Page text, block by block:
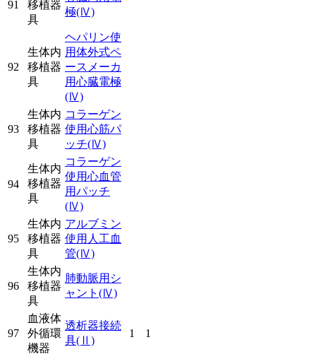
91
移植器
具
極(Ⅳ)
92
生体内
移植器
具
ヘパリン使
用体外式ペ
ースメーカ
用心臓電極
(Ⅳ)
93
生体内
移植器
具
コラーゲン
使用心筋パ
ッチ(Ⅳ)
94
生体内
移植器
具
コラーゲン
使用心血管
用パッチ
(Ⅳ)
95
生体内
移植器
具
アルブミン
使用人工血
管(Ⅳ)
96
生体内
移植器
具
肺動脈用シ
ャント (Ⅳ)
97
血液体
外循環
機器
透析器接続
具(Ⅱ)
1 1